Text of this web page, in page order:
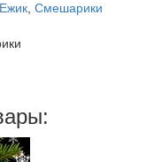
Ежик Смешарики